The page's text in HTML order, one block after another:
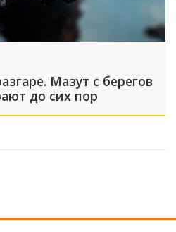
Мазут с берегов
до сих пор